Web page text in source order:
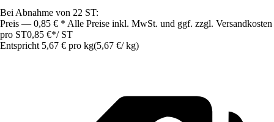
Bei Abnahme von 22 ST:
Preis — 0,85 € * Alle Preise inkl. MwSt. und ggf. zzgl. Versandkosten
pro ST0,85 €*/ ST
Entspricht 5,67 € pro kg(5,67 €/ kg)